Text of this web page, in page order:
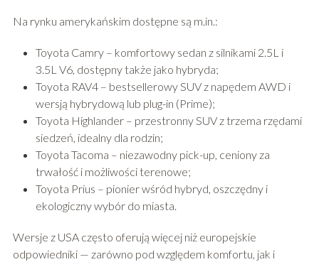
Na rynku amerykańskim dostępne są m.in.:
Toyota Camry – komfortowy sedan z silnikami 2.5L i
3.5L V6, dostępny także jako hybryda;
Toyota RAV4 – bestsellerowy SUV z napędem AWD i
wersją hybrydową lub plug-in (Prime);
Toyota Highlander – przestronny SUV z trzema rzędami
siedzeń, idealny dla rodzin;
Toyota Tacoma – niezawodny pick-up, ceniony za
trwałość i możliwości terenowe;
Toyota Prius – pionier wśród hybryd, oszczędny i
ekologiczny wybór do miasta.
Wersje z USA często oferują więcej niż europejskie
odpowiedniki — zarówno pod względem komfortu, jak i